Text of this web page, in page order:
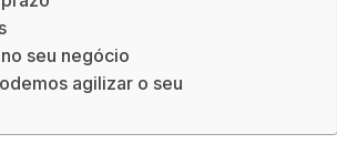
seu negócio
agilizar o seu